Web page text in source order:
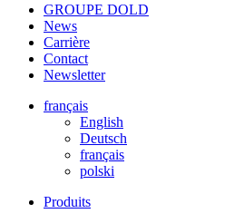
GROUPE DOLD
News
Carrière
Contact
Newsletter
français
English
Deutsch
français
polski
Produits